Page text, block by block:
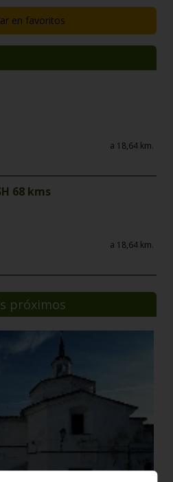
en favoritos
a 18,64 km.
68 kms
a 18,64 km.
próximos